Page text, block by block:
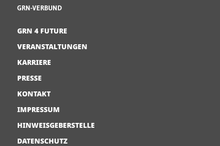
GRN-VERBUND
GRN 4 FUTURE
VERANSTALTUNGEN
KARRIERE
PRESSE
KONTAKT
IMPRESSUM
HINWEISGEBERSTELLE
DATENSCHUTZ